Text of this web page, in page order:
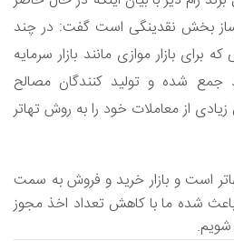
بخش نقدینگی است گفت: در چند
برای بازار موازی مانند بازار سرمایه
جمع شده و تولید کنندگان مصالح
از معاملات خود را به روش تهاتر
است و بازار خرید و فروش به سمت
شده ما با کاهش تعداد اخذ مجوز
شویم.